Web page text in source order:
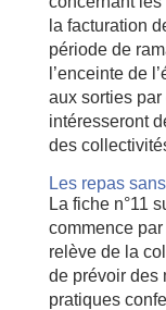
la facturation
période de
l’enceinte de
aux sorties
intéresseront
des
Les repas
La fiche n°11
commence
relève de la
de prévoir des
pratiques